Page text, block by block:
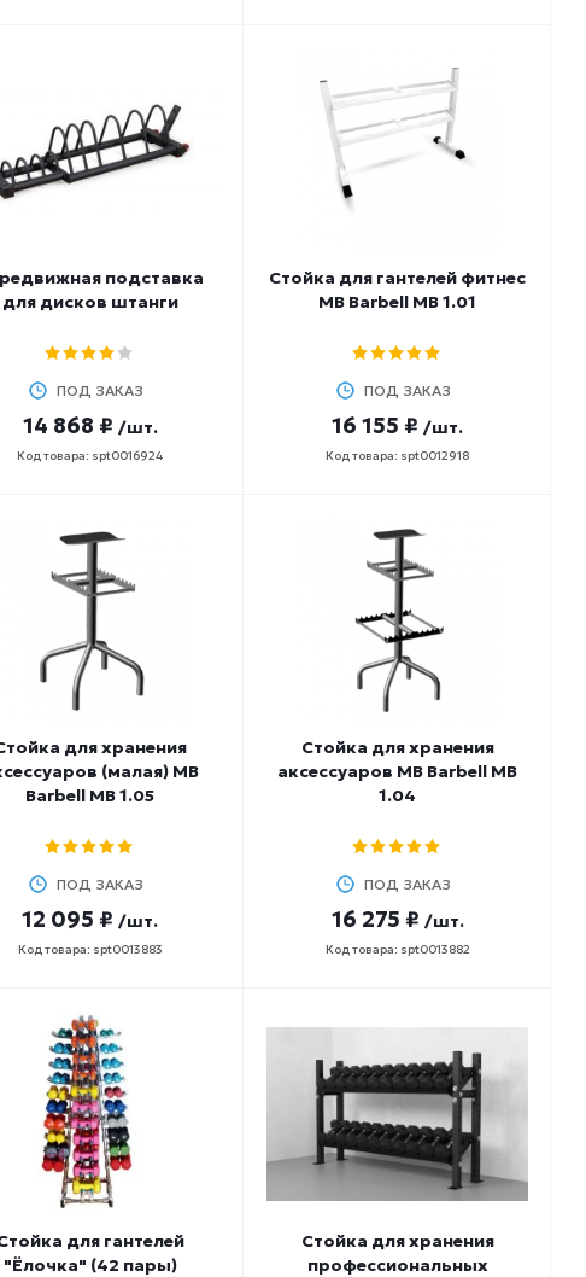
подставка
для дисков штанги
ПОД ЗАКАЗ
14 868 ₽ /шт.
Код товара: spt0016924
Стойка для гантелей фитнес
MB Barbell MB 1.01
ПОД ЗАКАЗ
16 155 ₽ /шт.
Код товара: spt0012918
для хранения
(малая) MB
Barbell МВ 1.05
ПОД ЗАКАЗ
12 095 ₽ /шт.
Код товара: spt0013883
Стойка для хранения
аксессуаров MB Barbell МВ
1.04
ПОД ЗАКАЗ
16 275 ₽ /шт.
Код товара: spt0013882
для гантелей
"Ёлочка" (42 пары)
Стойка для хранения
профессиональных